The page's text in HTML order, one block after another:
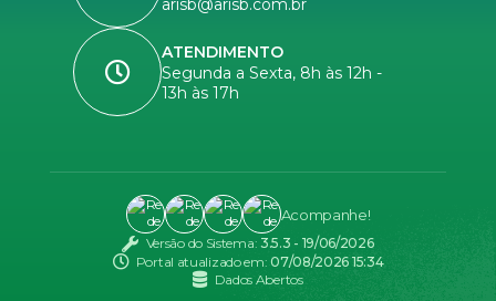
arisb@arisb.com.br
ATENDIMENTO
Segunda a Sexta, 8h às 12h -
13h às 17h
Versão do Sistema: 3.5.3 - 19/06/2026
Portal atualizado em:07/08/2026 15:34
Dados Abertos
Acompanhe!